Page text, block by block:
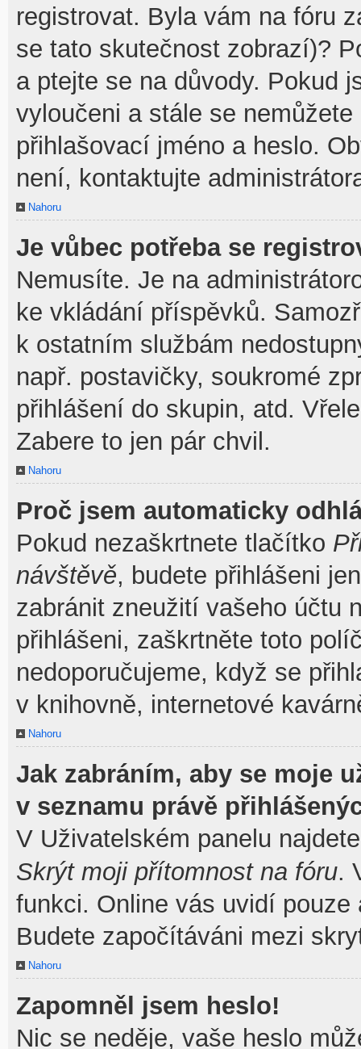
registrovat. Byla vám na fóru
se tato skutečnost zobrazí)?
a ptejte se na důvody. Pokud
vyloučeni a stále se
přihlašovací jméno a heslo.
není, kontaktujte
Nahoru
Je vůbec potřeba se
Nemusíte. Je na
ke vkládání příspěvků.
k ostatním službám
např. postavičky, soukromé
přihlášení do skupin, atd.
Zabere to jen pár chvil.
Nahoru
Proč jsem automaticky
Pokud nezaškrtnete tlačítko
návštěvě, budete přihlášeni
zabránit zneužití vašeho účtu
přihlášeni, zaškrtněte toto
nedoporučujeme, když se
v knihovně, internetové
Nahoru
Jak zabráním, aby se moje
v seznamu právě
V Uživatelském panelu
Skrýt moji přítomnost na fóru.
funkci. Online vás uvidí
Budete započítáváni mezi
Nahoru
Zapomněl jsem heslo!
Nic se neděje, vaše heslo